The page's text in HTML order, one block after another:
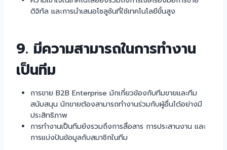
ดิจิทัล และการนำเสนอโซลูชันที่ใช้เทคโนโลยีขั้นสูง
9. มีความสามารถในการทำงาน
เป็นทีม
การขาย B2B Enterprise มักเกี่ยวข้องกับทีมขายและทีม
สนับสนุน นักขายต้องสามารถทำงานร่วมกับผู้อื่นได้อย่างมี
ประสิทธิภาพ
การทำงานเป็นทีมยังรวมถึงการสื่อสาร การประสานงาน และ
การแบ่งปันข้อมูลกับสมาชิกในทีม